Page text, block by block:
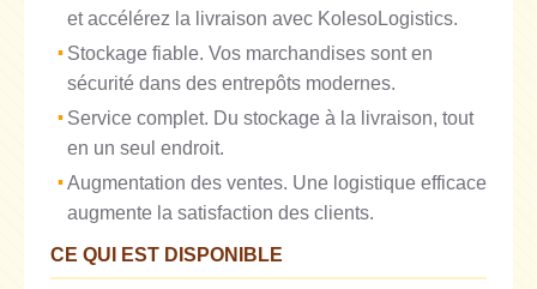
et accélérez la livraison avec KolesoLogistics.
Stockage fiable. Vos marchandises sont en
sécurité dans des entrepôts modernes.
Service complet. Du stockage à la livraison, tout
en un seul endroit.
Augmentation des ventes. Une logistique efficace
augmente la satisfaction des clients.
CE QUI EST DISPONIBLE